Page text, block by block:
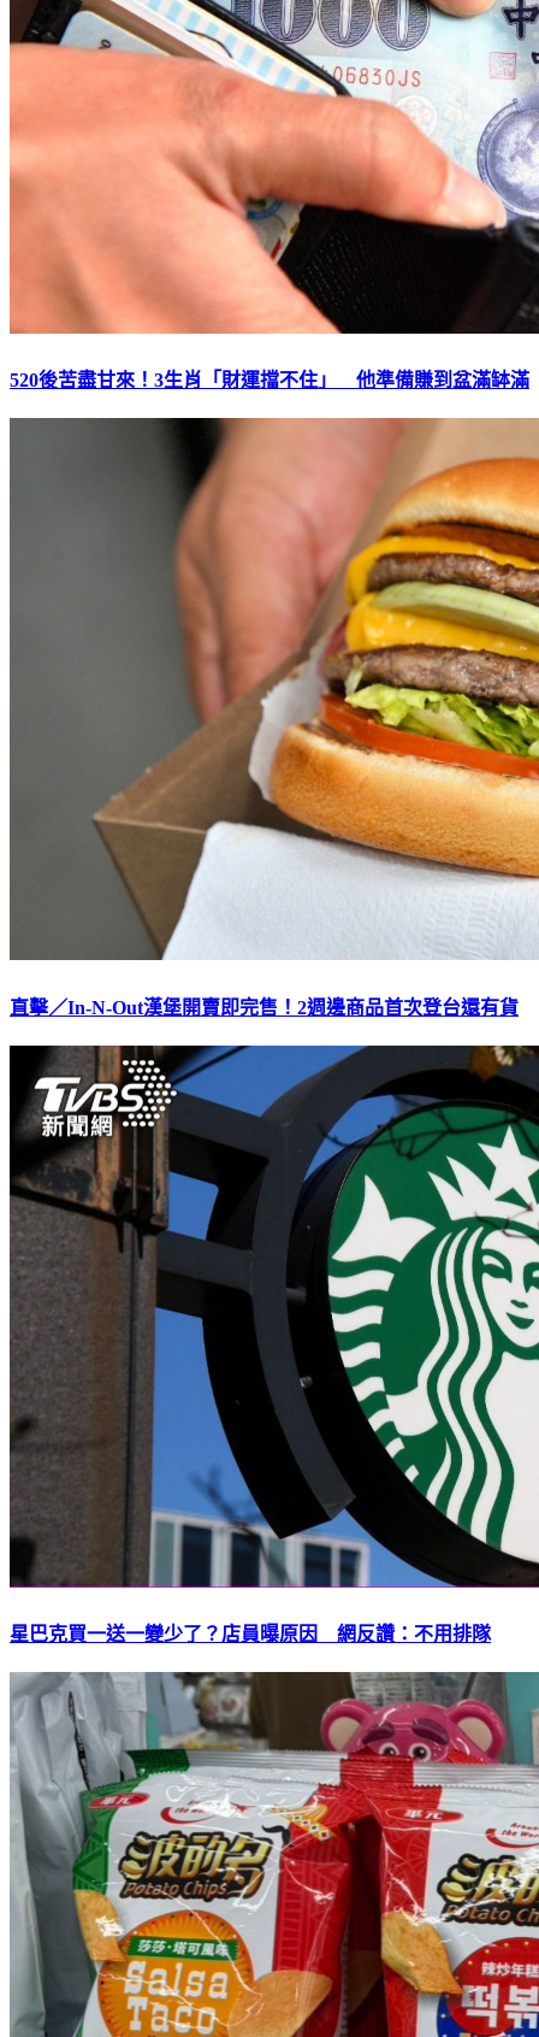
520後苦盡甘來！3生肖「財運擋不住」 他準備賺到盆滿缽滿
直擊／In-N-Out漢堡開賣即完售！2週邊商品首次登台還有貨
星巴克買一送一變少了？店員曝原因 網反讚：不用排隊